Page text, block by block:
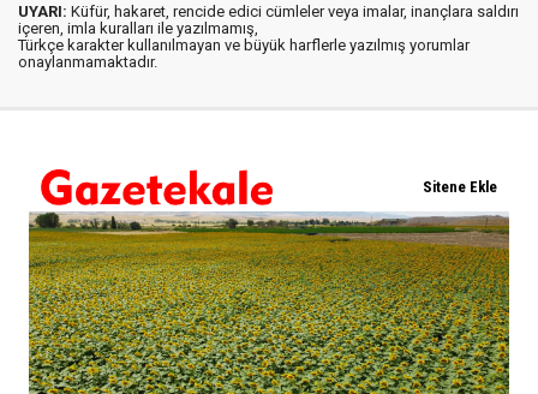
UYARI: Küfür, hakaret, rencide edici cümleler veya imalar, inançlara saldırı
içeren, imla kuralları ile yazılmamış,
Türkçe karakter kullanılmayan ve büyük harflerle yazılmış yorumlar
onaylanmamaktadır.